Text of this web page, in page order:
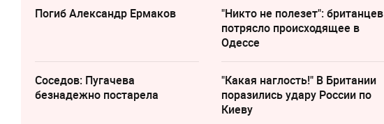
Погиб Александр Ермаков
"Никто не полезет": британцев
потрясло происходящее в
Одессе
Соседов: Пугачева
безнадежно постарела
"Какая наглость!" В Британии
поразились удару России по
Киеву